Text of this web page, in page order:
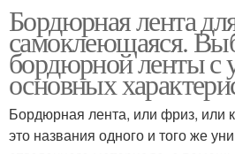
Бордюрная лента
самоклеющаяся.
бордюрной ленты с
основных
Бордюрная лента, или фриз, или
это названия одного и того же